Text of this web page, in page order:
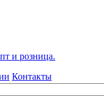
и розница.
Контакты